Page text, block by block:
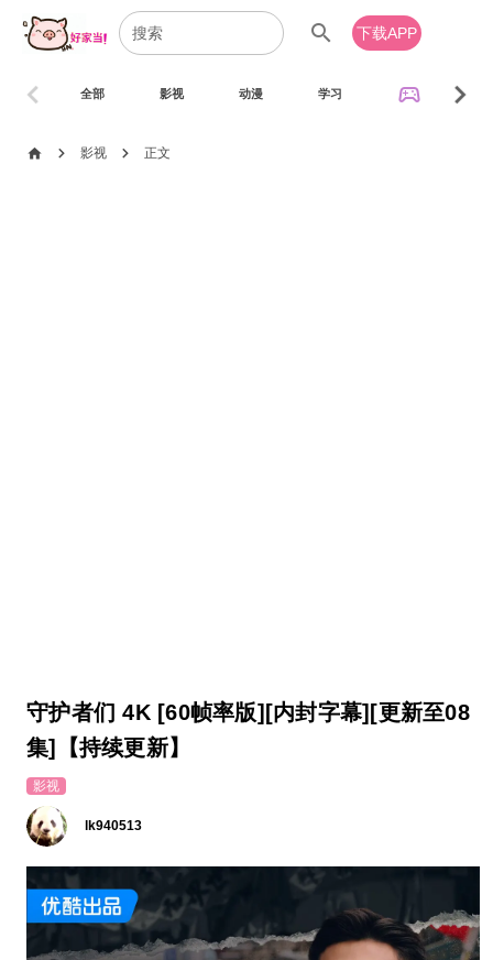
search 下载APP
全部 影视 动漫 学习 sports_esports
chevron_left chevron_right
home chevron_right 影视 chevron_right 正文
守护者们 4K [60帧率版][内封字幕][更新至08
集]【持续更新】
影视
lk940513